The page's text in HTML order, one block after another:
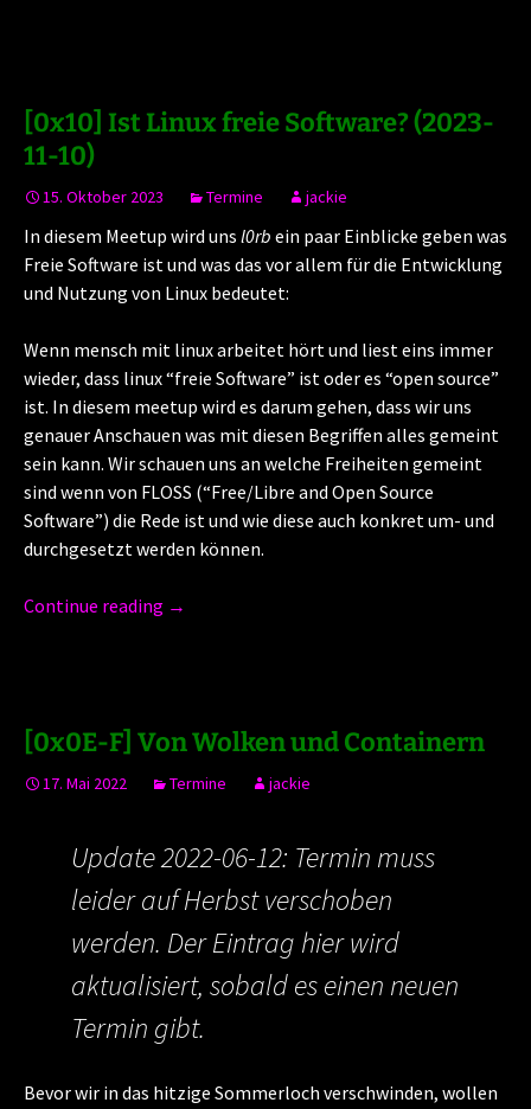
[0x10] Ist Linux freie Software? (2023-
11-10)
15. Oktober 2023 Termine jackie
In diesem Meetup wird uns l0rb ein paar Einblicke geben was
Freie Software ist und was das vor allem für die Entwicklung
und Nutzung von Linux bedeutet:
Wenn mensch mit linux arbeitet hört und liest eins immer
wieder, dass linux “freie Software” ist oder es “open source”
ist. In diesem meetup wird es darum gehen, dass wir uns
genauer Anschauen was mit diesen Begriffen alles gemeint
sein kann. Wir schauen uns an welche Freiheiten gemeint
sind wenn von FLOSS (“Free/Libre and Open Source
Software”) die Rede ist und wie diese auch konkret um- und
durchgesetzt werden können.
Continue reading →
[0x0E-F] Von Wolken und Containern
17. Mai 2022 Termine jackie
Update 2022-06-12: Termin muss
leider auf Herbst verschoben
werden. Der Eintrag hier wird
aktualisiert, sobald es einen neuen
Termin gibt.
Bevor wir in das hitzige Sommerloch verschwinden, wollen